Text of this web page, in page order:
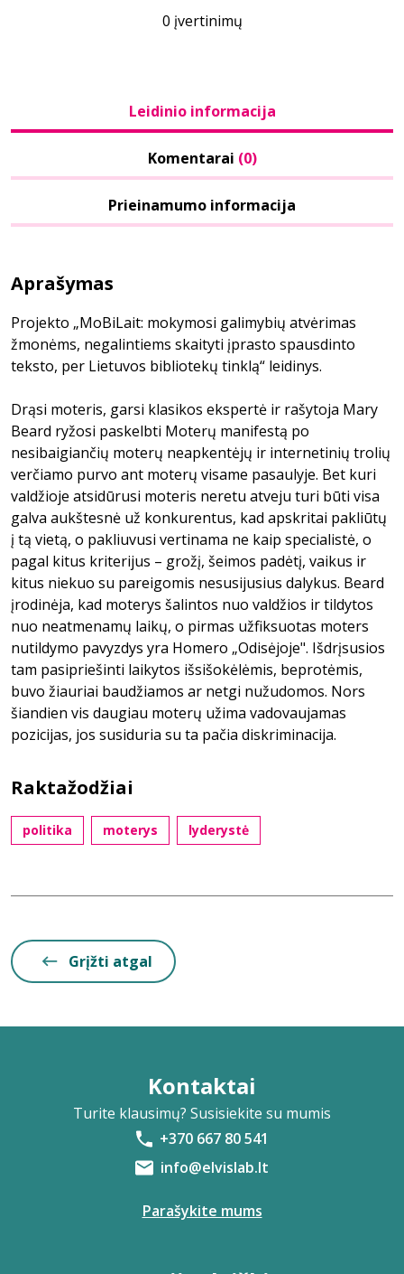
0 įvertinimų
Leidinio informacija
Komentarai (0)
Prieinamumo informacija
Aprašymas
Projekto „MoBiLait: mokymosi galimybių atvėrimas
žmonėms, negalintiems skaityti įprasto spausdinto
teksto, per Lietuvos bibliotekų tinklą“ leidinys.
Drąsi moteris, garsi klasikos ekspertė ir rašytoja Mary
Beard ryžosi paskelbti Moterų manifestą po
nesibaigiančių moterų neapkentėjų ir internetinių trolių
verčiamo purvo ant moterų visame pasaulyje. Bet kuri
valdžioje atsidūrusi moteris neretu atveju turi būti visa
galva aukštesnė už konkurentus, kad apskritai pakliūtų
į tą vietą, o pakliuvusi vertinama ne kaip specialistė, o
pagal kitus kriterijus – grožį, šeimos padėtį, vaikus ir
kitus niekuo su pareigomis nesusijusius dalykus. Beard
įrodinėja, kad moterys šalintos nuo valdžios ir tildytos
nuo neatmenamų laikų, o pirmas užfiksuotas moters
nutildymo pavyzdys yra Homero „Odisėjoje". Išdrįsusios
tam pasipriešinti laikytos išsišokėlėmis, beprotėmis,
buvo žiauriai baudžiamos ar netgi nužudomos. Nors
šiandien vis daugiau moterų užima vadovaujamas
pozicijas, jos susiduria su ta pačia diskriminacija.
Raktažodžiai
politika moterys lyderystė
Grįžti atgal
Kontaktai
Turite klausimų? Susisiekite su mumis
+370 667 80 541
info@elvislab.lt
Parašykite mums